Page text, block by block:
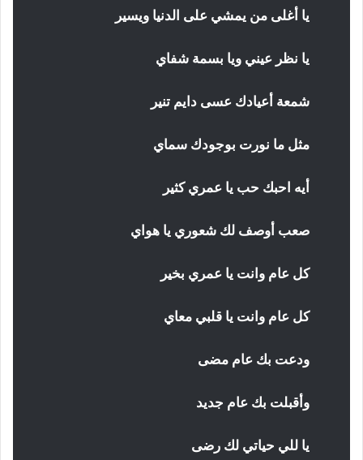
يا أغلى من يمشي على الدنيا ويسير
يا نظر عيني ويا بسمة شفاي
شمعة أعيادك عسى دايم تنير
مثل ما نورت بوجودك سماي
أيه احبك حب يا عمري كثير
صعب أوصف لك شعوري يا هواي
كل عام وانت يا عمري بخير
كل عام وانت يا قلبي معاي
ودعت بك عام مضى
وأقبلت بك عام جديد
يا للي حياتي لك رضى